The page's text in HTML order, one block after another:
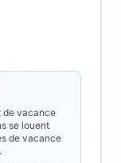
de vacance
se louent
de vacance